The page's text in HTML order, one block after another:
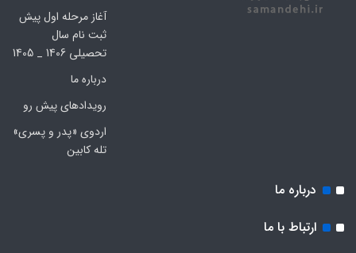
آغاز مرحله اول پیش
ثبت نام سال
تحصیلی 1406 _ 1405
درباره ما
رویدادهای پیش رو
اردوی «پدر و پسری»
تله کابین
درباره ما
ارتباط با ما